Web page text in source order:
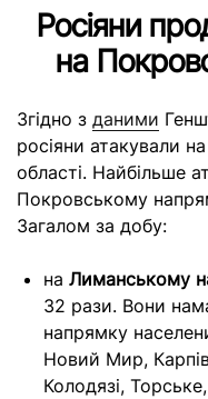
Росіяни
на
Згідно з даними
росіяни атакували
області. Найбільше
Покровському
Загалом за добу:
на Лиманському
32 рази. Вони
напрямку
Новий Мир,
Колодязі,